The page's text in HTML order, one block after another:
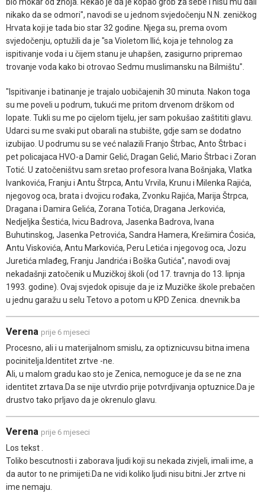
nikako da se odmori", navodi se u jednom svjedočenju N.N. zeničkog
Hrvata koji je tada bio star 32 godine. Njega su, prema ovom
svjedočenju, optužili da je "sa Violetom Ilić, koja je tehnolog za
ispitivanje voda i u čijem stanu je uhapšen, zasigurno pripremao
trovanje voda kako bi otrovao Sedmu muslimansku na Bilmištu".
"Ispitivanje i batinanje je trajalo uobičajenih 30 minuta. Nakon toga
su me poveli u podrum, tukući me pritom drvenom drškom od
lopate. Tukli su me po cijelom tijelu, jer sam pokušao zaštititi glavu.
Udarci su me svaki put obarali na stubište, gdje sam se dodatno
izubijao. U podrumu su se već nalazili Franjo Štrbac, Anto Štrbac i
pet policajaca HVO-a Damir Gelić, Dragan Gelić, Mario Štrbac i Zoran
Totić. U zatočeništvu sam sretao profesora Ivana Bošnjaka, Vlatka
Ivankovića, Franju i Antu Štrpca, Antu Vrvila, Krunu i Milenka Rajića,
njegovog oca, brata i dvojicu rođaka, Zvonku Rajića, Marija Štrpca,
Dragana i Damira Gelića, Zorana Totića, Dragana Jerkovića,
Nedjeljka Šestića, Ivicu Badrova, Jasenka Badrova, Ivana
Buhutinskog, Jasenka Petrovića, Sandra Hamera, Krešimira Ćosića,
Antu Viskovića, Antu Markovića, Peru Letića i njegovog oca, Jozu
Juretića mlađeg, Franju Jandrića i Boška Gutića", navodi ovaj
nekadašnji zatočenik u Muzičkoj školi (od 17. travnja do 13. lipnja
1993. godine). Ovaj svjedok opisuje da je iz Muzičke škole prebačen
u jednu garažu u selu Tetovo a potom u KPD Zenica. dnevnik.ba
Verena prije 6 mjeseci
Procesno, ali i u materijalnom smislu, za optiznicuvsu bitna imena
pocinitelja.Identitet zrtve -ne.
Ali, u malom gradu kao sto je Zenica, nemoguce je da se ne zna
identitet zrtava.Da se nije utvrdio prije potvrdjivanja optuznice.Da je
drustvo tako prljavo da je okrenulo glavu.
Verena prije 6 mjeseci
Los tekst .
Toliko bescutnosti i zaborava ljudi koji su nekada zivjeli, imali ime, a
da autor to ne primijeti.Da ne vidi koliko ljudi nisu bitni.Jer zrtve ni
ime nemaju.